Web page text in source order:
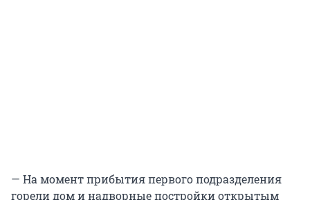
— На момент прибытия первого подразделения
горели дом и надворные постройки открытым